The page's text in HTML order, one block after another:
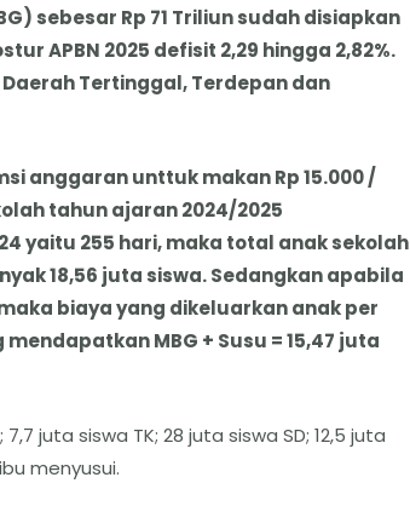
sebesar Rp 71 Triliun sudah disiapkan
APBN 2025 defisit 2,29 hingga 2,82%.
Tertinggal, Terdepan dan
anggaran unttuk makan Rp 15.000 /
tahun ajaran 2024/2025
yaitu 255 hari, maka total anak sekolah
18,56 juta siswa. Sedangkan apabila
biaya yang dikeluarkan anak per
MBG + Susu = 15,47 juta
juta siswa TK; 28 juta siswa SD; 12,5 juta
menyusui.